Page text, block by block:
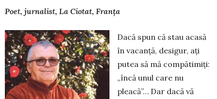
Poet, jurnalist, La Ciotat, Franța
Dacă spun că stau acasă
în vacanță, desigur, ați
putea să mă compătimiți:
„în­că unul care nu
pleacă”… Dar dacă vă